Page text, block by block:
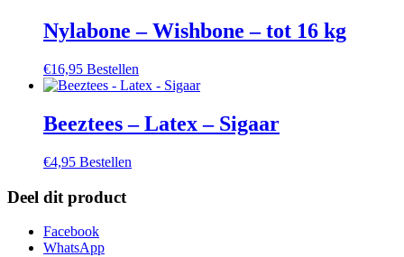
Nylabone – Wishbone – tot 16 kg
€16,95 Bestellen
Beeztees – Latex – Sigaar
€4,95 Bestellen
Deel dit product
Facebook
WhatsApp